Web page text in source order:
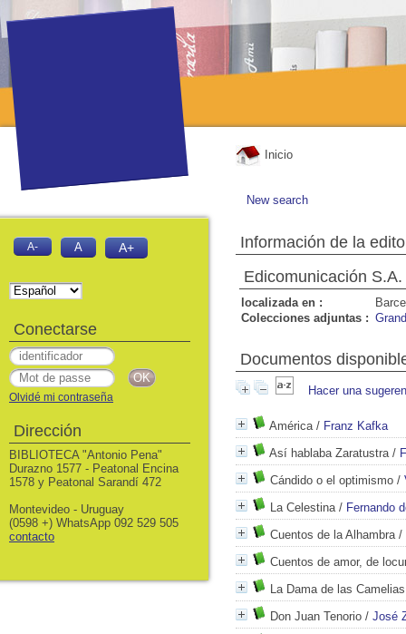
Inicio
New search
Información de la
Edicomunicación S.A.
localizada en :
Colecciones adjuntas :
Documentos
Hacer una
América/ Franz Kafka
Así hablaba Zaratustra/
Cándido o el optimismo /
La Celestina/ Fernando
Cuentos de la Alhambra/
Cuentos de amor, de
La Dama de las Camelias
Don Juan Tenorio / José
A- A A+
Conectarse
Olvidé mi contraseña
Dirección
BIBLIOTECA "Antonio Pena"
Durazno 1577 - Peatonal Encina
1578 y Peatonal Sarandí 472
Montevideo - Uruguay
(0598 +) WhatsApp 092 529 505
contacto